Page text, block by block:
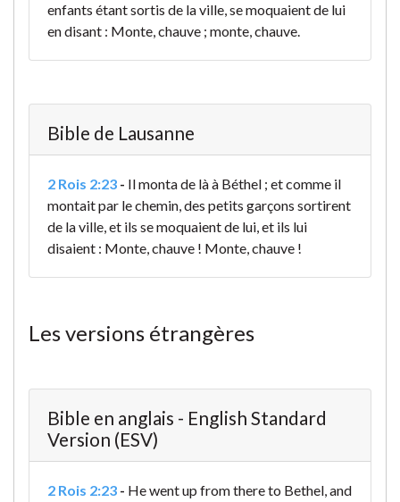
enfants étant sortis de la ville, se moquaient de lui
en disant : Monte, chauve ; monte, chauve.
Bible de Lausanne
2 Rois 2:23 - Il monta de là à Béthel ; et comme il
montait par le chemin, des petits garçons sortirent
de la ville, et ils se moquaient de lui, et ils lui
disaient : Monte, chauve ! Monte, chauve !
Les versions étrangères
Bible en anglais - English Standard
Version (ESV)
2 Rois 2:23 - He went up from there to Bethel, and